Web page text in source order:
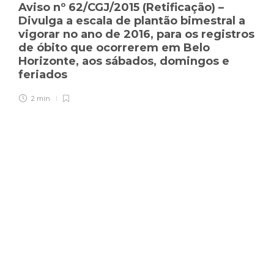
Aviso nº 62/CGJ/2015 (Retificação) –
Divulga a escala de plantão bimestral a
vigorar no ano de 2016, para os registros
de óbito que ocorrerem em Belo
Horizonte, aos sábados, domingos e
feriados
2 min